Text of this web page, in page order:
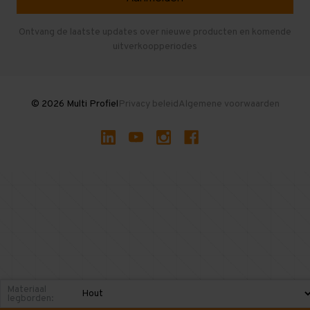
Gebruikte entresolvloeren
Ontvang de laatste updates over nieuwe producten en komende
uitverkoopperiodes
© 2026 Multi ProfielPrivacy beleidAlgemene voorwaarden
Materiaal
legborden: